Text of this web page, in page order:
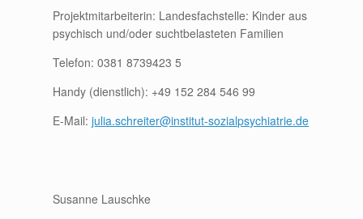
Projektmitarbeiterin: Landesfachstelle: Kinder aus
psychisch und/oder suchtbelasteten Familien
Telefon: 0381 8739423 5
Handy (dienstlich): +49 152 284 546 99
E-Mail:julia.schreiter@institut-sozialpsychiatrie.de
Susanne Lauschke